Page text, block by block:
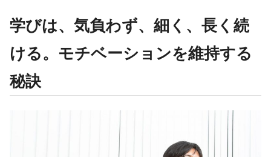
学びは、気負わず、細く、長く続
ける。モチベーションを維持する
秘訣